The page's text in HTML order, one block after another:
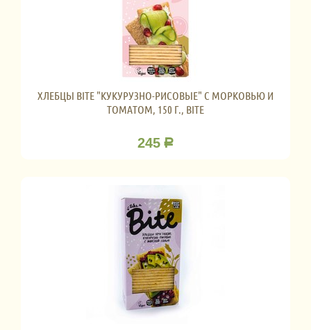
ХЛЕБЦЫ BITE "КУКУРУЗНО-РИСОВЫЕ" С МОРКОВЬЮ И
ТОМАТОМ, 150 Г., BITE
245 Р